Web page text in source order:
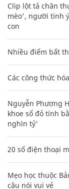
Clip lột tả chân
mèo', người tinh
con
Nhiều điểm bất
Các công thức
Nguyễn Phương
khoe sổ đỏ tính
nghìn tỷ'
20 số điện thoại
Mẹo học thuộc
câu nói vui vẻ